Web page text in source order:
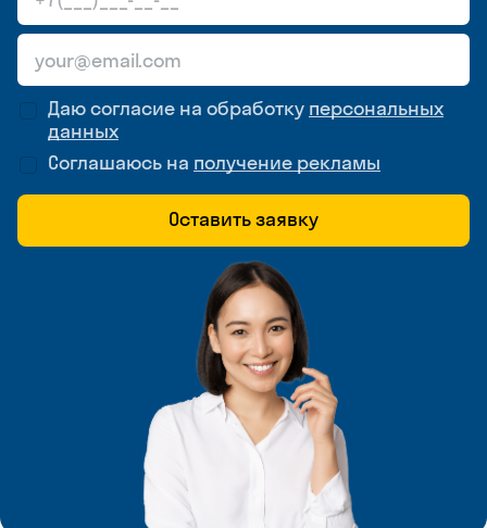
Даю согласие на обработку персональных
данных
Соглашаюсь на получение рекламы
Оставить заявку